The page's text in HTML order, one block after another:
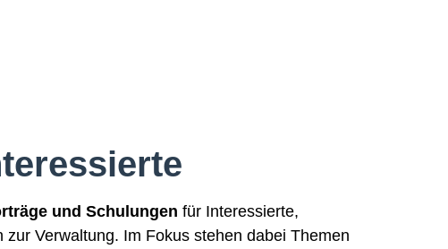
und Schulungen für Interessierte,
Verwaltung. Im Fokus stehen dabei Themen